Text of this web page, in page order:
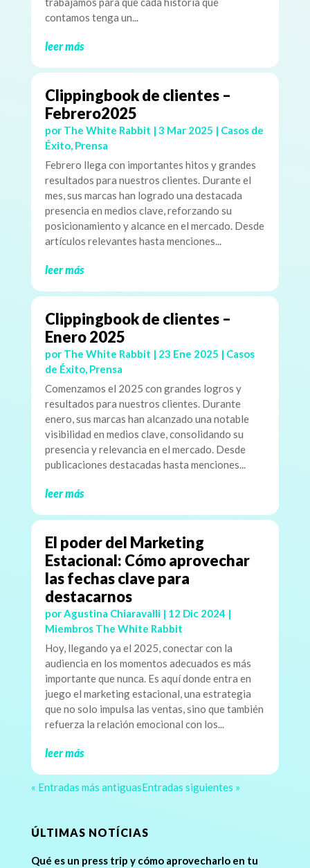
contamos tenga un...
leer más
Clippingbook de clientes –
Febrero2025
por The White Rabbit | 3 Mar 2025 | Casos de
Éxito, Prensa
Febrero llega con importantes hitos y grandes
resultados para nuestros clientes. Durante el
mes, sus marcas han logrado una destacada
presencia en medios clave, reforzando su
posicionamiento y alcance en el mercado. Desde
artículos relevantes hasta menciones...
leer más
Clippingbook de clientes –
Enero 2025
por The White Rabbit | 23 Ene 2025 | Casos
de Éxito, Prensa
Comenzamos el 2025 con grandes logros y
resultados para nuestros clientes. Durante
enero, sus marcas han alcanzado una notable
visibilidad en medios clave, consolidando su
presencia y relevancia en el mercado. Desde
publicaciones destacadas hasta menciones...
leer más
El poder del Marketing
Estacional: Cómo aprovechar
las fechas clave para
destacarnos
porAgustina Chiaravalli| 12 Dic 2024 |
Miembros The White Rabbit
Hoy, llegando ya el 2025, conectar con la
audiencia en los momentos adecuados es más
importante que nunca. Es aquí donde entra en
juego el marketing estacional, una estrategia
que no solo impulsa las ventas, sino que también
refuerza la relación emocional con los...
leer más
« Entradas más antiguasEntradas siguientes »
ÚLTIMAS NOTÍCIAS
Qué es un press trip y cómo aprovecharlo en tu